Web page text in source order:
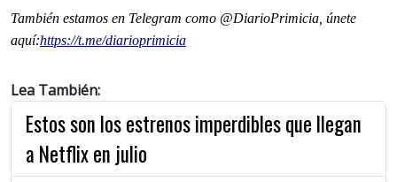
También estamos en Telegram como @DiarioPrimicia, únete
aquí:https://t.me/diarioprimicia
Lea También:
Estos son los estrenos imperdibles que llegan
a Netflix en julio